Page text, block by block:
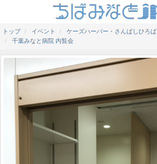
トップ イベント
ケーズハーバー・さんばしひろば
千葉みなと病院 内覧会